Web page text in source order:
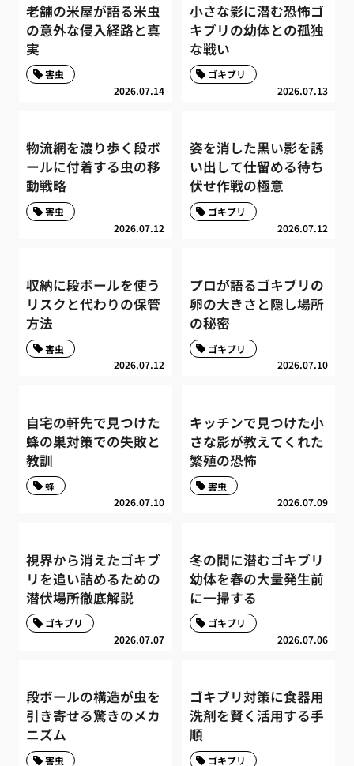
老舗の米屋が語る米虫
の意外な侵入経路と真
実
2026.07.14
害虫
小さな影に潜む恐怖ゴ
キブリの幼体との孤独
な戦い
2026.07.13
ゴキブリ
物流網を渡り歩く段ボ
ールに付着する虫の移
動戦略
2026.07.12
害虫
姿を消した黒い影を誘
い出して仕留める待ち
伏せ作戦の極意
2026.07.12
ゴキブリ
収納に段ボールを使う
リスクと代わりの保管
方法
2026.07.12
害虫
プロが語るゴキブリの
卵の大きさと隠し場所
の秘密
2026.07.10
ゴキブリ
自宅の軒先で見つけた
蜂の巣対策での失敗と
教訓
2026.07.10
蜂
キッチンで見つけた小
さな影が教えてくれた
繁殖の恐怖
2026.07.09
害虫
視界から消えたゴキブ
リを追い詰めるための
潜伏場所徹底解説
2026.07.07
ゴキブリ
冬の間に潜むゴキブリ
幼体を春の大量発生前
に一掃する
2026.07.06
ゴキブリ
段ボールの構造が虫を
引き寄せる驚きのメカ
ニズム
害虫
ゴキブリ対策に食器用
洗剤を賢く活用する手
順
ゴキブリ